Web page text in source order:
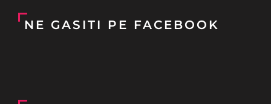
NE GASITI PE FACEBOOK